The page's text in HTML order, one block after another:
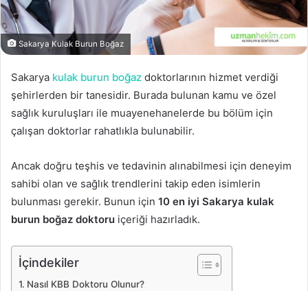
Sakarya Kulak Burun Boğaz
Sakarya kulak burun boğaz doktorlarının hizmet verdiği
şehirlerden bir tanesidir. Burada bulunan kamu ve özel
sağlık kuruluşları ile muayenehanelerde bu bölüm için
çalışan doktorlar rahatlıkla bulunabilir.
Ancak doğru teşhis ve tedavinin alınabilmesi için deneyim
sahibi olan ve sağlık trendlerini takip eden isimlerin
bulunması gerekir. Bunun için 10 en iyi Sakarya kulak
burun boğaz doktoru içeriği hazırladık.
İçindekiler
Nasıl KBB Doktoru Olunur?